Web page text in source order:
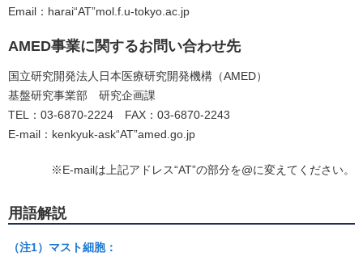
Email：harai“AT”mol.f.u-tokyo.ac.jp
AMED事業に関するお問い合わせ先
国立研究開発法人日本医療研究開発機構（AMED）
基盤研究事業部 研究企画課
TEL：03-6870-2224 FAX：03-6870-2243
E-mail：kenkyuk-ask“AT”amed.go.jp
※E-mailは上記アドレス“AT”の部分を@に変えてください。
用語解説
（注1）マスト細胞：